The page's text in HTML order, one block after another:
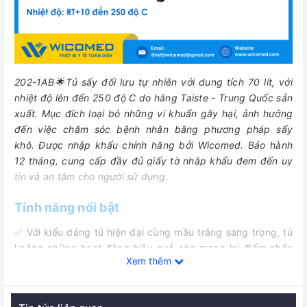
202-1AB🌟Tủ sấy đối lưu tự nhiên với dung tích 70 lít, với
nhiệt độ lên đến 250 độ C do hãng Taiste - Trung Quốc sản
xuất. Mục đích loại bỏ những vi khuẩn gây hại, ảnh hưởng
đến việc chăm sóc bệnh nhân bằng phương pháp sấy
khô. Được nhập khẩu chính hãng bởi Wicomed. Bảo hành
12 tháng, cung cấp đầy đủ giấy tờ nhập khẩu đem đến uy
tín và an tâm cho người sử dụng.
Tính năng nổi bật
✅ Với kiểu dáng tủ hiện đại cùng mầu trắng sang trọng, tủ
không những hoạt động hiệu quả còn mang lại điểm nhấn
cho các phòng thí nghiệm, nghiên cứu.
Xem thêm